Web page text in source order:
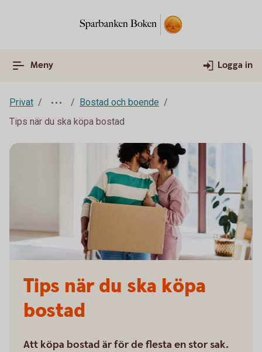
Meny Logga in
Privat
Bostad och boende
Tips när du ska köpa bostad
Tips när du ska köpa
bostad
Att köpa bostad är för de flesta en stor sak.